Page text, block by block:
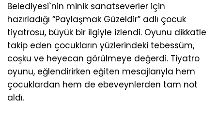
Belediyesi`nin minik sanatseverler için
hazırladığı “Paylaşmak Güzeldir” adlı çocuk
tiyatrosu, büyük bir ilgiyle izlendi. Oyunu dikkatle
takip eden çocukların yüzlerindeki tebessüm,
coşku ve heyecan görülmeye değerdi. Tiyatro
oyunu, eğlendirirken eğiten mesajlarıyla hem
çocuklardan hem de ebeveynlerden tam not
aldı.